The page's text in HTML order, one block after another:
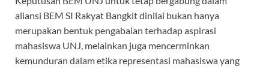
aliansi BEM SI Rakyat Bangkit dinilai bukan hanya
merupakan bentuk pengabaian terhadap aspirasi
mahasiswa UNJ, melainkan juga mencerminkan
kemunduran dalam etika representasi mahasiswa yang